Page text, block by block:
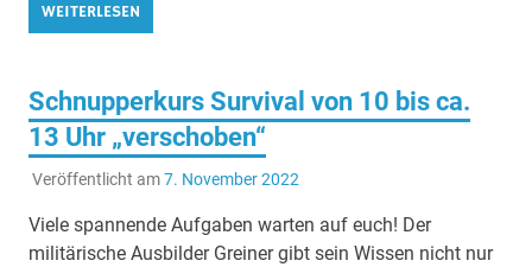
WEITERLESEN
Schnupperkurs Survival von 10 bis ca.
13 Uhr „verschoben“
Veröffentlicht am7. November 2022
Viele spannende Aufgaben warten auf euch! Der
militärische Ausbilder Greiner gibt sein Wissen nicht nur